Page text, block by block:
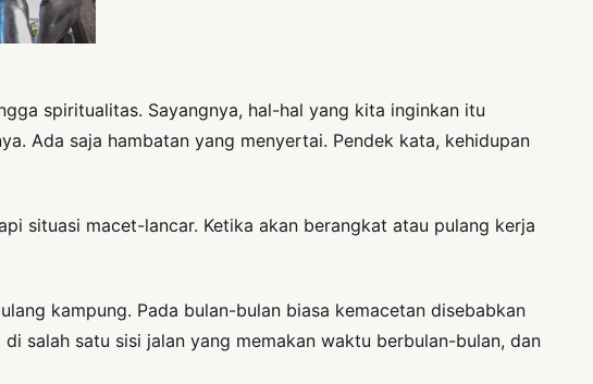
spiritualitas. Sayangnya, hal-hal yang kita inginkan itu
Ada saja hambatan yang menyertai. Pendek kata, kehidupan
situasi macet-lancar. Ketika akan berangkat atau pulang kerja
kampung. Pada bulan-bulan biasa kemacetan disebabkan
salah satu sisi jalan yang memakan waktu berbulan-bulan, dan